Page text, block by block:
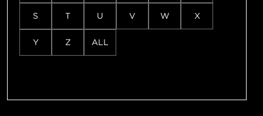
S T U V W X
Y Z ALL